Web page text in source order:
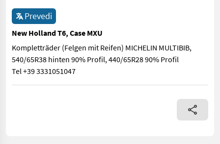
Prevedi
New Holland T6, Case MXU
Kompletträder (Felgen mit Reifen) MICHELIN MULTIBIB,
540/65R38 hinten 90% Profil, 440/65R28 90% Profil
Tel +39 3331051047
Kompletträder (Felgen mit Reifen) MICHELIN MULTIBIB, 540/